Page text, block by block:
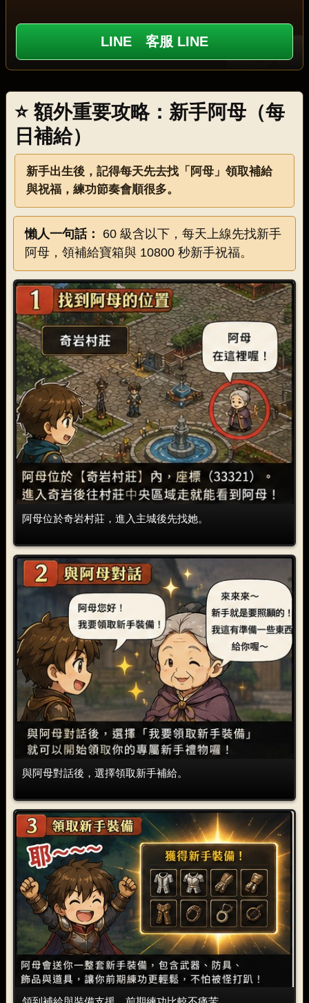
LINE 客服 LINE
⭐ 額外重要攻略：新手阿母（每
日補給）
新手出生後，記得每天先去找「阿母」領取補給
與祝福，練功節奏會順很多。
懶人一句話：
60 級含以下，每天上線先找新手
阿母，領補給寶箱與 10800 秒新手祝福。
阿母位於奇岩村莊，進入主城後先找她。
與阿母對話後，選擇領取新手補給。